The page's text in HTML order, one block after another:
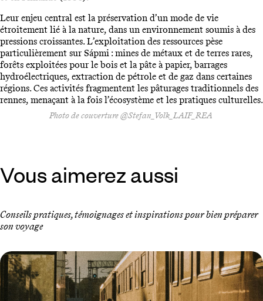
Leur enjeu central est la préservation d’un mode de vie
étroitement lié à la nature, dans un environnement soumis à des
pressions croissantes. L’exploitation des ressources pèse
particulièrement sur Sápmi : mines de métaux et de terres rares,
forêts exploitées pour le bois et la pâte à papier, barrages
hydroélectriques, extraction de pétrole et de gaz dans certaines
régions. Ces activités fragmentent les pâturages traditionnels des
rennes, menaçant à la fois l’écosystème et les pratiques culturelles.
Photo de couverture @Stefan_Volk_LAIF_REA
Vous aimerez aussi
Conseils pratiques, témoignages et inspirations pour bien préparer
son voyage